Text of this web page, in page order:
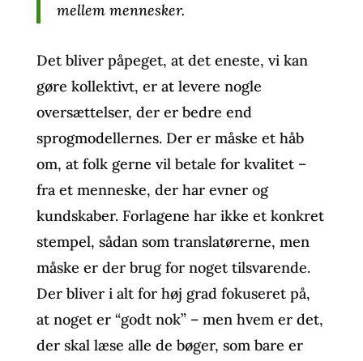
mellem mennesker.
Det bliver påpeget, at det eneste, vi kan
gøre kollektivt, er at levere nogle
oversættelser, der er bedre end
sprogmodellernes. Der er måske et håb
om, at folk gerne vil betale for kvalitet –
fra et menneske, der har evner og
kundskaber. Forlagene har ikke et konkret
stempel, sådan som translatørerne, men
måske er der brug for noget tilsvarende.
Der bliver i alt for høj grad fokuseret på,
at noget er “godt nok” – men hvem er det,
der skal læse alle de bøger, som bare er